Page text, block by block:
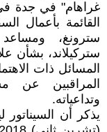
القائمة بأعمال
سترونغ،
ستركيلاند، بشأن
المسائل ذات
المراقبين عن
وتداعياته.